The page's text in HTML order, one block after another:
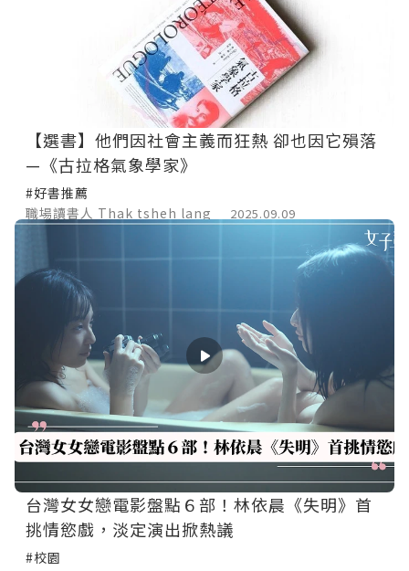
【選書】他們因社會主義而狂熱 卻也因它殞落
—《古拉格氣象學家》
#好書推薦
職場讀書人 Thak tsheh lang
2025.09.09
台灣女女戀電影盤點６部！林依晨《失明》首
挑情慾戲，淡定演出掀熱議
#校園